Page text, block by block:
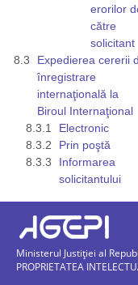
erorilor
către
solicitant
Expedierea cererii
înregistrare
internaţională la
Biroul Internaţional
Electronic
Prin poştă
Informarea
solicitantului
Ministerul Justiției al
PROPRIETATEA